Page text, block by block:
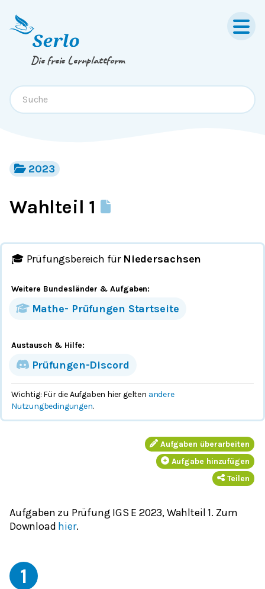
Springe zum
Die freie Lernplattform
2023
Wahlteil 1
🎓 Prüfungsbereich für Niedersachsen
Weitere Bundesländer & Aufgaben:
Mathe- Prüfungen Startseite
Austausch & Hilfe:
Prüfungen-Discord
Wichtig: Für die Aufgaben hier gelten andere
Nutzungbedingungen.
Aufgaben überarbeiten
Aufgabe hinzufügen
Teilen
Aufgaben zu Prüfung IGS E 2023, Wahlteil 1. Zum
Download hier.
1